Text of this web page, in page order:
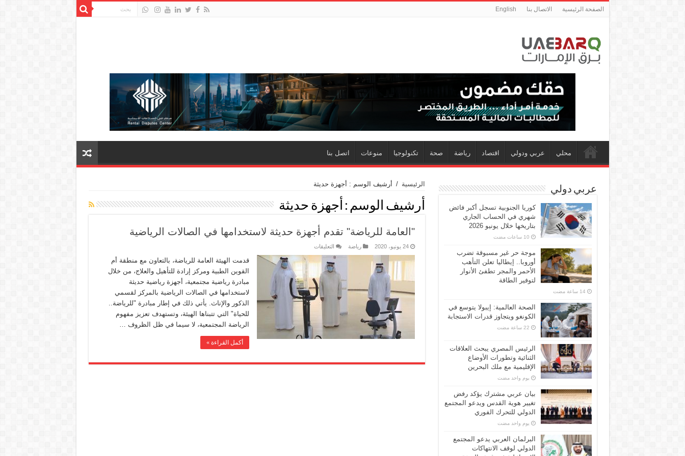
الصفحة الرئيسية الاتصال بنا English
محلي عربي ودولي اقتصاد رياضة صحة تكنولوجيا منوعات اتصل بنا
الرئيسية / أرشيف الوسم : أجهزة حديثة
أرشيف الوسم : أجهزة حديثة
"العامة للرياضة" تقدم أجهزة حديثة لاستخدامها في الصالات الرياضية
24 يونيو، 2020 رياضة التعليقات
قدمت الهيئة العامة للرياضة، بالتعاون مع منطقة أم
القوين الطبية ومركز إرادة للتأهيل والعلاج، من خلال
مبادرة رياضية مجتمعية، أجهزة رياضية حديثة
لاستخدامها في الصالات الرياضية بالمركز لقسمي
الذكور والإناث. يأتي ذلك في إطار مبادرة "للرياضة..
للحياة" التي تتبناها الهيئة، وتستهدف تعزيز مفهوم
الرياضة المجتمعية، لا سيما في ظل الظروف …
أكمل القراءة »
عربي دولي
كوريا الجنوبية تسجل أكبر فائض
شهري في الحساب الجاري
بتاريخها خلال يونيو 2026
موجة حر غير مسبوقة تضرب
أوروبا.. إيطاليا تعلن التأهب
الأحمر والمجر تطفئ الأنوار
لتوفير الطاقة
الصحة العالمية: إيبولا يتوسع في
الكونغو ويتجاوز قدرات الاستجابة
الرئيس المصري يبحث العلاقات
الثنائية وتطورات الأوضاع
الإقليمية مع ملك البحرين
‏يوم واحد مضت
بيان عربي مشترك يؤكد رفض
تغيير هوية القدس ويدعو المجتمع
الدولي للتحرك الفوري
‏يوم واحد مضت
البرلمان العربي يدعو المجتمع
الدولي لوقف الانتهاكات